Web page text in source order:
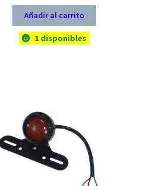
original
era:
$ 41.900.
es:
$ 29.330.
Añadir al carrito
1 disponibles